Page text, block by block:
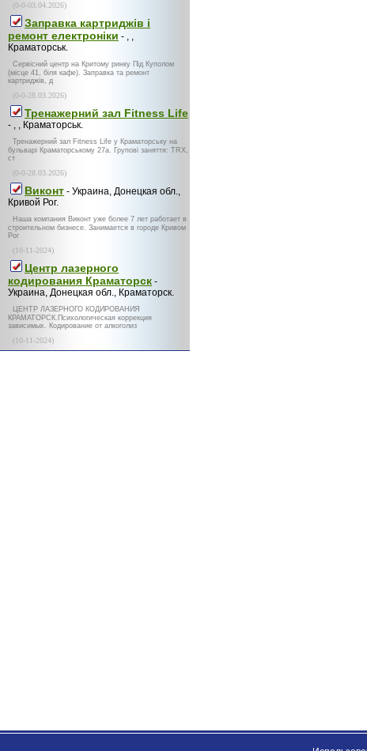
(0-0-03.04.2026)
Заправка картриджів і
ремонт електроніки - , ,
Краматорськ.
Сервісний центр на Критому ринку Під Куполом
(місце 41, біля кафе). Заправка та ремонт
картриджів, д
(0-0-28.03.2026)
Тренажерний зал Fitness Life
- , , Краматорськ.
Тренажерний зал Fitness Life у Краматорську на
бульварі Краматорському 27а. Групові заняття: TRX,
ст
(0-0-28.03.2026)
Виконт - Украина, Донецкая обл.,
Кривой Рог.
Наша компания Виконт уже более 7 лет работает в
строительном бизнесе. Занимается в городе Кривом
Рог
(10-11-2024)
Центр лазерного
кодирования Краматорск -
Украина, Донецкая обл., Краматорск.
ЦЕНТР ЛАЗЕРНОГО КОДИРОВАНИЯ
КРАМАТОРСК.Психологическая коррекция
зависимых. Кодирование от алкоголиз
(10-11-2024)